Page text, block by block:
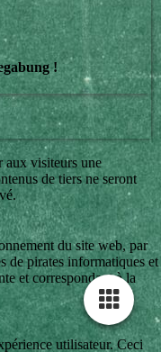
!
aux visiteurs une
de tiers ne seront
du site web, par
de pirates informatiques et
et correspondant à la
utilisateur. Ceci